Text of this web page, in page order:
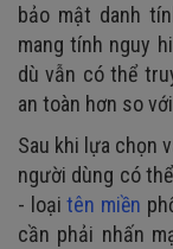
bảo mật danh
mang tính nguy
dù vẫn có thể
an toàn hơn so
Sau khi lựa chọn
người dùng có
- loạitên miền
cần phải nhấn